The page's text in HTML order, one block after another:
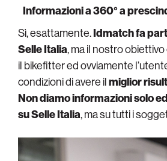
Informazioni a 360° a
Sì, esattamente.Idmatch fa
Selle Italia, ma il nostro
il bikefitter ed ovviamente
condizioni di avere ilmiglior
Non diamo informazioni solo
su Selle Italia, ma su tutti i